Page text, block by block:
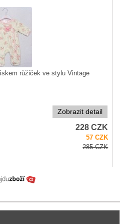
růžiček ve stylu Vintage
Zobrazit detail
228CZK
57CZK
285CZK